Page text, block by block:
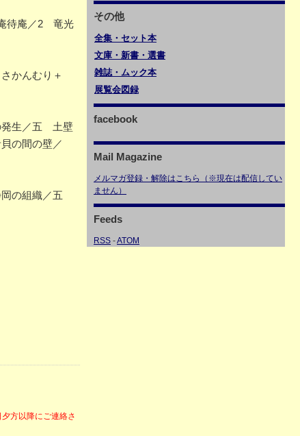
待庵／2 竜光
かんむり＋
生／五 土壁
の間の壁／
の組織／五
方以降にご連絡さ
その他
全集・セット本
文庫・新書・選書
雑誌・ムック本
展覧会図録
facebook
Mail Magazine
メルマガ登録・解除はこちら（※現在は配信してい
ません）
Feeds
RSS -ATOM